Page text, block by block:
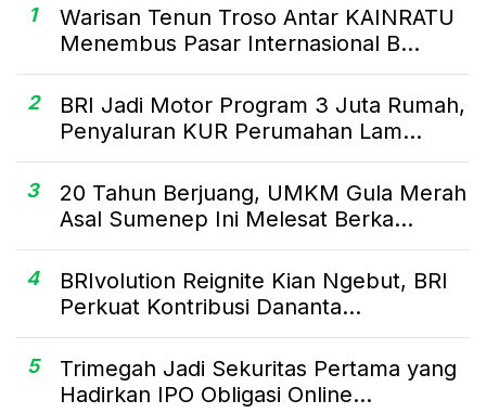
1
Warisan Tenun Troso Antar KAINRATU
Menembus Pasar Internasional B...
2
BRI Jadi Motor Program 3 Juta Rumah,
Penyaluran KUR Perumahan Lam...
3
20 Tahun Berjuang, UMKM Gula Merah
Asal Sumenep Ini Melesat Berka...
4
BRIvolution Reignite Kian Ngebut, BRI
Perkuat Kontribusi Dananta...
5
Trimegah Jadi Sekuritas Pertama yang
Hadirkan IPO Obligasi Online...